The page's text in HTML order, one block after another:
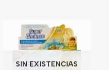
SIN EXISTENCIAS